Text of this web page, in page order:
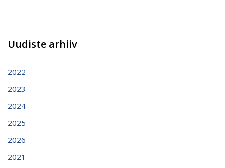
Uudiste arhiiv
2022
2023
2024
2025
2026
2021